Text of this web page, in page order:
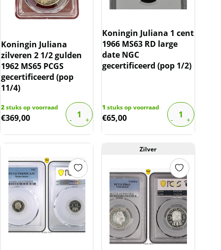
Koningin Juliana
zilveren 2 1/2 gulden
1962 MS65 PCGS
gecertificeerd (pop
11/4)
2stuks op voorraad
€369,00
Koningin Juliana 1 cent
1966 MS63 RD large
date NGC
gecertificeerd (pop 1/2)
1 stuks op voorraad
€65,00
Zilver